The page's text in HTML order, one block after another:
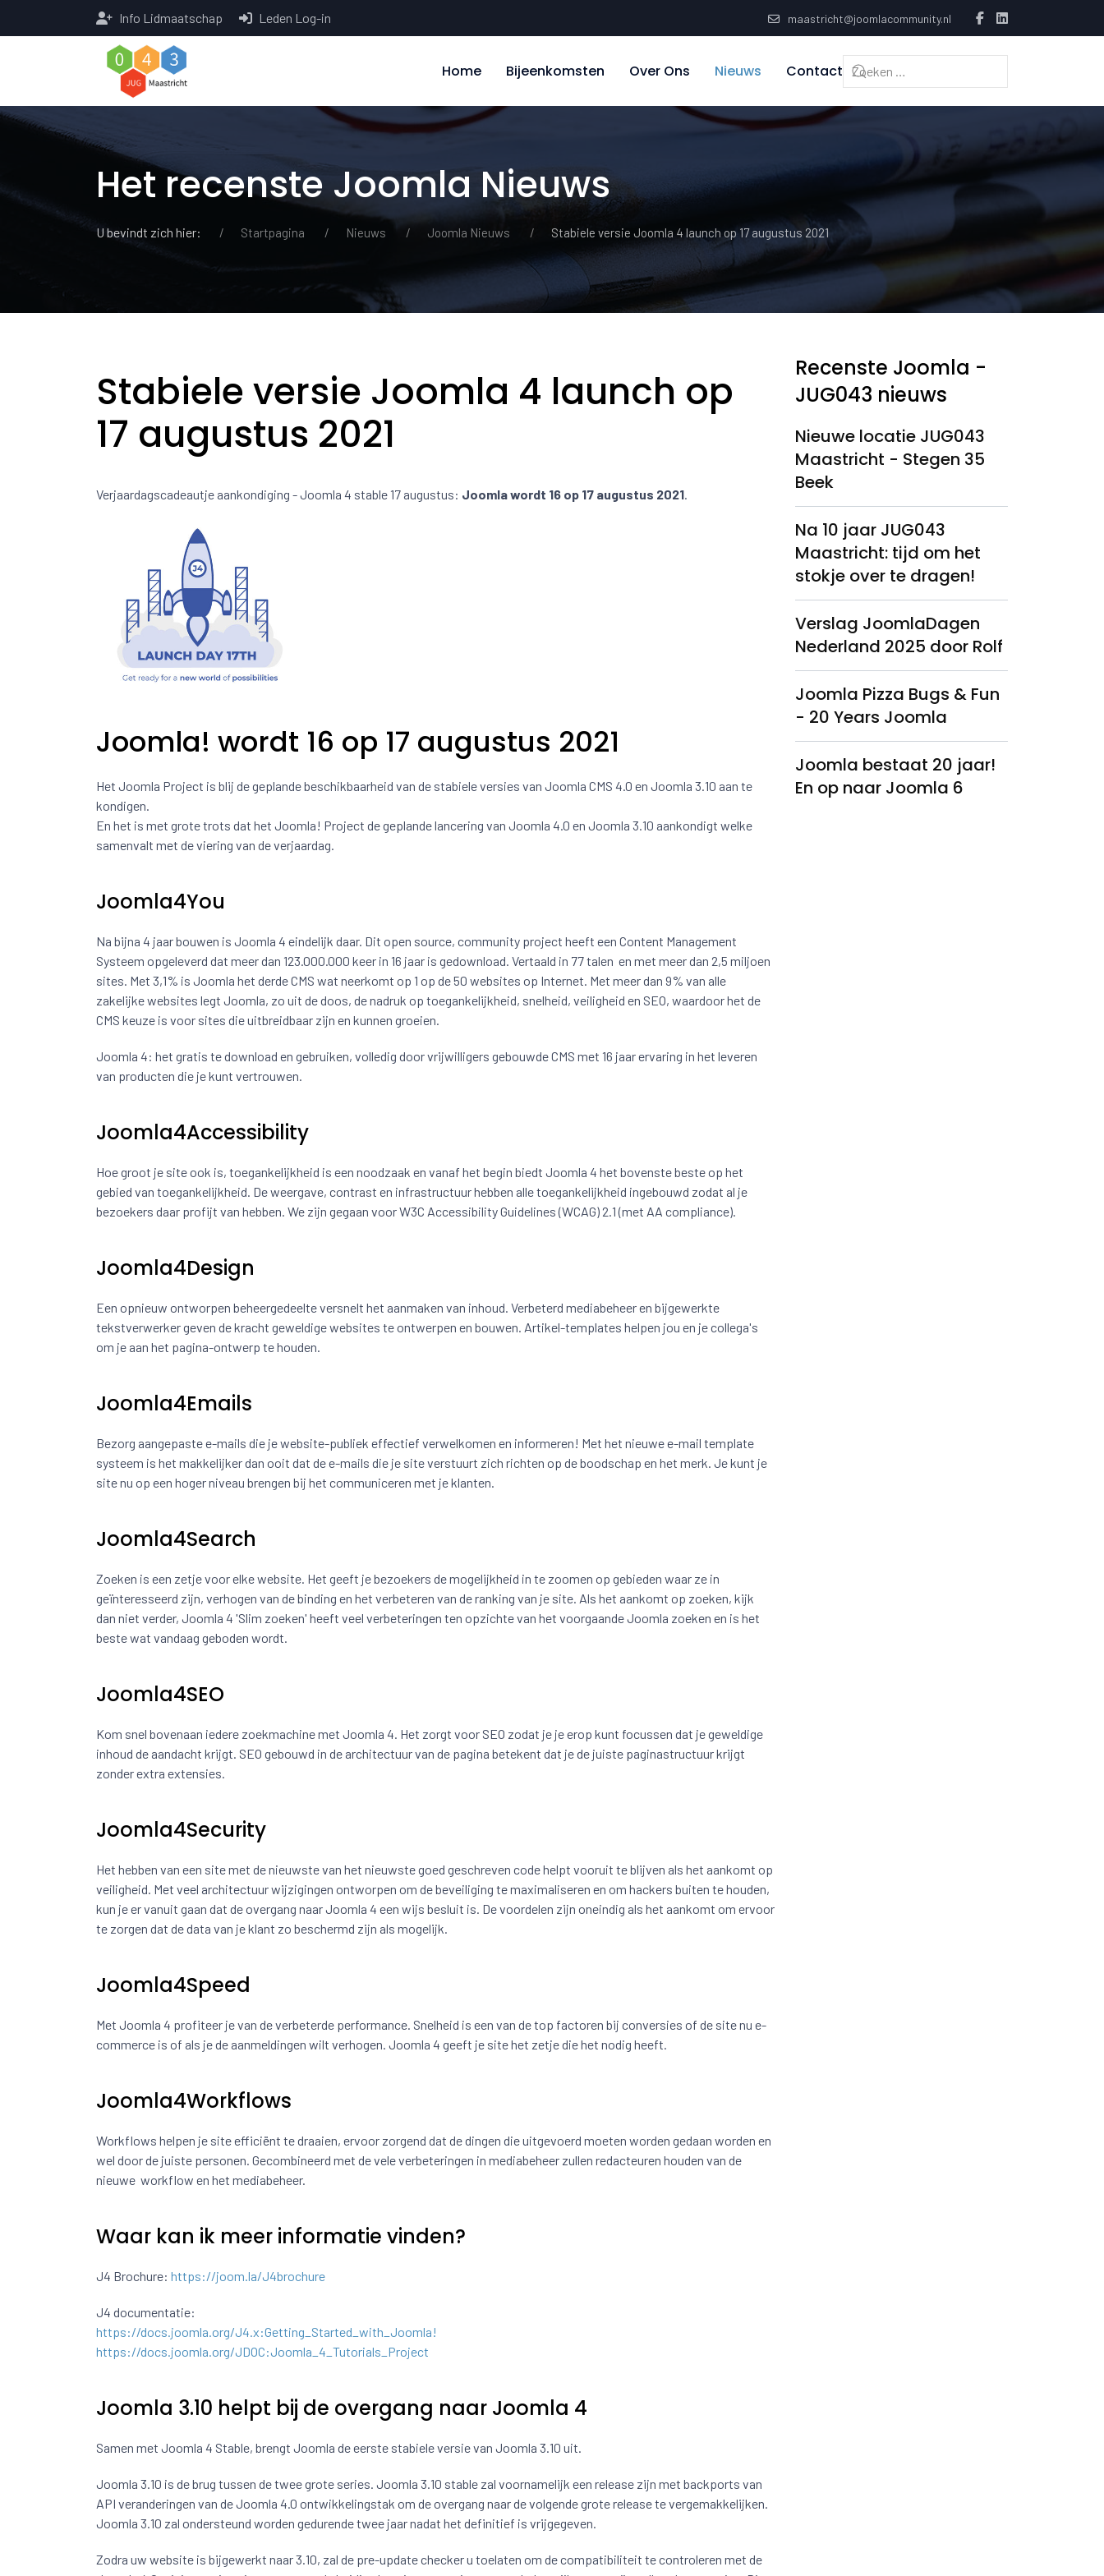
Info Lidmaatschap Leden Log-in maastricht@joomlacommunity.nl
Home Bijeenkomsten Over Ons Nieuws Contact
Het recenste Joomla Nieuws
U bevindt zich hier: Startpagina Nieuws Joomla Nieuws Stabiele versie Joomla 4 launch op 17 augustus 2021
Stabiele versie Joomla 4 launch op
17 augustus 2021
Verjaardagscadeautje aankondiging - Joomla 4 stable 17 augustus: Joomla wordt 16 op 17 augustus 2021.
Joomla! wordt 16 op 17 augustus 2021
Het Joomla Project is blij de geplande beschikbaarheid van de stabiele versies van Joomla CMS 4.0 en Joomla 3.10 aan te
kondigen.
En het is met grote trots dat het Joomla! Project de geplande lancering van Joomla 4.0 en Joomla 3.10 aankondigt welke
samenvalt met de viering van de verjaardag.
Joomla4You
Na bijna 4 jaar bouwen is Joomla 4 eindelijk daar. Dit open source, community project heeft een Content Management
Systeem opgeleverd dat meer dan 123.000.000 keer in 16 jaar is gedownload. Vertaald in 77 talen en met meer dan 2,5 miljoen
sites. Met 3,1% is Joomla het derde CMS wat neerkomt op 1 op de 50 websites op Internet. Met meer dan 9% van alle
zakelijke websites legt Joomla, zo uit de doos, de nadruk op toegankelijkheid, snelheid, veiligheid en SEO, waardoor het de
CMS keuze is voor sites die uitbreidbaar zijn en kunnen groeien.
Joomla 4: het gratis te download en gebruiken, volledig door vrijwilligers gebouwde CMS met 16 jaar ervaring in het leveren
van producten die je kunt vertrouwen.
Joomla4Accessibility
Hoe groot je site ook is, toegankelijkheid is een noodzaak en vanaf het begin biedt Joomla 4 het bovenste beste op het
gebied van toegankelijkheid. De weergave, contrast en infrastructuur hebben alle toegankelijkheid ingebouwd zodat al je
bezoekers daar profijt van hebben. We zijn gegaan voor W3C Accessibility Guidelines (WCAG) 2.1 (met AA compliance).
Joomla4Design
Een opnieuw ontworpen beheergedeelte versnelt het aanmaken van inhoud. Verbeterd mediabeheer en bijgewerkte
tekstverwerker geven de kracht geweldige websites te ontwerpen en bouwen. Artikel-templates helpen jou en je collega's
om je aan het pagina-ontwerp te houden.
Joomla4Emails
Bezorg aangepaste e-mails die je website-publiek effectief verwelkomen en informeren! Met het nieuwe e-mail template
systeem is het makkelijker dan ooit dat de e-mails die je site verstuurt zich richten op de boodschap en het merk. Je kunt je
site nu op een hoger niveau brengen bij het communiceren met je klanten.
Joomla4Search
Zoeken is een zetje voor elke website. Het geeft je bezoekers de mogelijkheid in te zoomen op gebieden waar ze in
geïnteresseerd zijn, verhogen van de binding en het verbeteren van de ranking van je site. Als het aankomt op zoeken, kijk
dan niet verder, Joomla 4 'Slim zoeken' heeft veel verbeteringen ten opzichte van het voorgaande Joomla zoeken en is het
beste wat vandaag geboden wordt.
Joomla4SEO
Kom snel bovenaan iedere zoekmachine met Joomla 4. Het zorgt voor SEO zodat je je erop kunt focussen dat je geweldige
inhoud de aandacht krijgt. SEO gebouwd in de architectuur van de pagina betekent dat je de juiste paginastructuur krijgt
zonder extra extensies.
Joomla4Security
Het hebben van een site met de nieuwste van het nieuwste goed geschreven code helpt vooruit te blijven als het aankomt op
veiligheid. Met veel architectuur wijzigingen ontworpen om de beveiliging te maximaliseren en om hackers buiten te houden,
kun je er vanuit gaan dat de overgang naar Joomla 4 een wijs besluit is. De voordelen zijn oneindig als het aankomt om ervoor
te zorgen dat de data van je klant zo beschermd zijn als mogelijk.
Joomla4Speed
Met Joomla 4 profiteer je van de verbeterde performance. Snelheid is een van de top factoren bij conversies of de site nu e-
commerce is of als je de aanmeldingen wilt verhogen. Joomla 4 geeft je site het zetje die het nodig heeft.
Joomla4Workflows
Workflows helpen je site efficiënt te draaien, ervoor zorgend dat de dingen die uitgevoerd moeten worden gedaan worden en
wel door de juiste personen. Gecombineerd met de vele verbeteringen in mediabeheer zullen redacteuren houden van de
nieuwe workflow en het mediabeheer.
Waar kan ik meer informatie vinden?
J4 Brochure: https://joom.la/J4brochure
J4 documentatie:
https://docs.joomla.org/J4.x:Getting_Started_with_Joomla!
https://docs.joomla.org/JDOC:Joomla_4_Tutorials_Project
Joomla 3.10 helpt bij de overgang naar Joomla 4
Samen met Joomla 4 Stable, brengt Joomla de eerste stabiele versie van Joomla 3.10 uit.
Joomla 3.10 is de brug tussen de twee grote series. Joomla 3.10 stable zal voornamelijk een release zijn met backports van
API veranderingen van de Joomla 4.0 ontwikkelingstak om de overgang naar de volgende grote release te vergemakkelijken.
Joomla 3.10 zal ondersteund worden gedurende twee jaar nadat het definitief is vrijgegeven.
Zodra uw website is bijgewerkt naar 3.10, zal de pre-update checker u toelaten om de compatibiliteit te controleren met de
Recenste Joomla -
JUG043 nieuws
Nieuwe locatie JUG043
Maastricht - Stegen 35
Beek
Na 10 jaar JUG043
Maastricht: tijd om het
stokje over te dragen!
Verslag JoomlaDagen
Nederland 2025 door Rolf
Joomla Pizza Bugs & Fun
- 20 Years Joomla
Joomla bestaat 20 jaar!
En op naar Joomla 6